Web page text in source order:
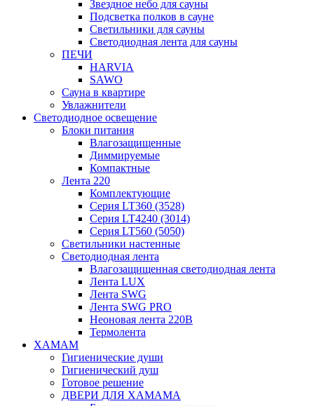
Звездное небо для сауны
Подсветка полков в сауне
Светильники для сауны
Светодиодная лента для сауны
ПЕЧИ
HARVIA
SAWO
Сауна в квартире
Увлажнители
Светодиодное освещение
Блоки питания
Влагозащищенные
Диммируемые
Компактные
Лента 220
Комплектующие
Серия LT360 (3528)
Серия LT4240 (3014)
Серия LT560 (5050)
Светильники настенные
Светодиодная лента
Влагозащищенная светодиодная лента
Лента LUX
Лента SWG
Лента SWG PRO
Неоновая лента 220В
Термолента
ХАМАМ
Гигиенические души
Гигиенический душ
Готовое решение
ДВЕРИ ДЛЯ ХАМАМА